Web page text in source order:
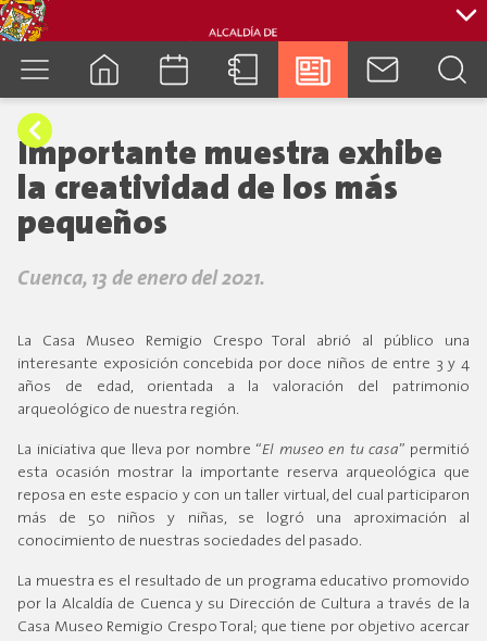
Importante muestra exhibe
la creatividad de los más
pequeños
Cuenca, 13 de enero del 2021.
La Casa Museo Remigio Crespo Toral abrió al público una
interesante exposición concebida por doce niños de entre 3 y 4
años de edad, orientada a la valoración del patrimonio
arqueológico de nuestra región.
La iniciativa que lleva por nombre “El museo en tu casa” permitió
esta ocasión mostrar la importante reserva arqueológica que
reposa en este espacio y con un taller virtual, del cual participaron
más de 50 niños y niñas, se logró una aproximación al
conocimiento de nuestras sociedades del pasado.
La muestra es el resultado de un programa educativo promovido
por la Alcaldía de Cuenca y su Dirección de Cultura a través de la
Casa Museo Remigio Crespo Toral; que tiene por objetivo acercar